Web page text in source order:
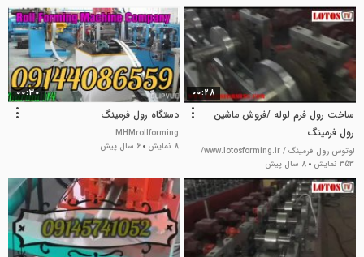
00:28
ساخت رول فرم لوله /فروش ماشین
رول فرمینگ
لوتوس رول فرمینگ / www.lotosforming.ir/
353 نمایش
8 سال پیش
00:30
دستگاه رول فرمینگ
MHMrollforming
8 نمایش
6 سال پیش